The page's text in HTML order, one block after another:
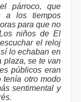
párroco, que
a los tiempos
para que no
niños de El
el reloj
lo echaban en
plaza, se te van
públicos eran
tenía otro modo
sentimental y